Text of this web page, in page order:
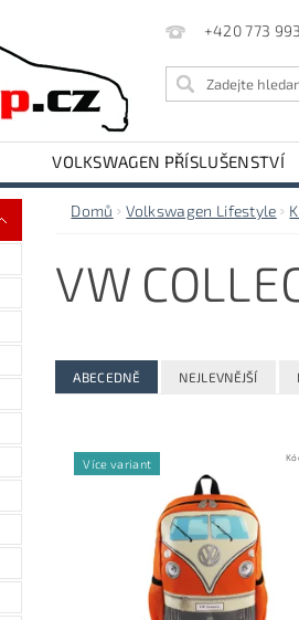
+420 773
VOLKSWAGEN PŘÍSLUŠENSTVÍ
AUDI LIFESTYLE AUDI
Domů Volkswagen Lifestyle
VW
ABECEDNĚ NEJLEVNĚJŠÍ
Více variant